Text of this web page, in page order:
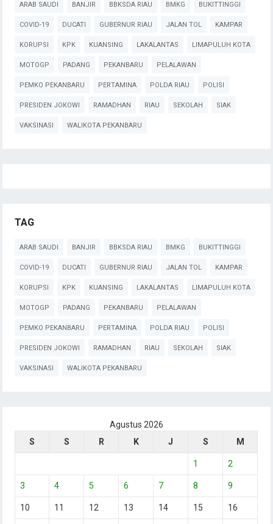
ARAB SAUDI BANJIR BBKSDA RIAU BMKG BUKITTINGGI
COVID-19 DUCATI GUBERNUR RIAU JALAN TOL KAMPAR
KORUPSI KPK KUANSING LAKALANTAS LIMAPULUH KOTA
MOTOGP PADANG PEKANBARU PELALAWAN
PEMKO PEKANBARU PERTAMINA POLDA RIAU POLISI
PRESIDEN JOKOWI RAMADHAN RIAU SEKOLAH SIAK
VAKSINASI WALIKOTA PEKANBARU
TAG
ARAB SAUDI BANJIR BBKSDA RIAU BMKG BUKITTINGGI
COVID-19 DUCATI GUBERNUR RIAU JALAN TOL KAMPAR
KORUPSI KPK KUANSING LAKALANTAS LIMAPULUH KOTA
MOTOGP PADANG PEKANBARU PELALAWAN
PEMKO PEKANBARU PERTAMINA POLDA RIAU POLISI
PRESIDEN JOKOWI RAMADHAN RIAU SEKOLAH SIAK
VAKSINASI WALIKOTA PEKANBARU
Agustus 2026
S
S R K J S M
1 2
3 4 5 6 7 8 9
10 11 12 13 14 15 16